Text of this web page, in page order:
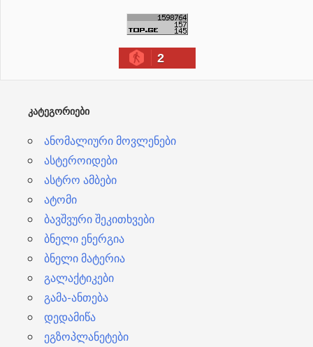
2
ᲙᲐᲢᲔᲒᲝᲠᲘᲔᲑᲘ
ანომალიური მოვლენები
ასტეროიდები
ასტრო ამბები
ატომი
ბავშვური შეკითხვები
ბნელი ენერგია
ბნელი მატერია
გალაქტიკები
გამა-ანთება
დედამიწა
ეგზოპლანეტები